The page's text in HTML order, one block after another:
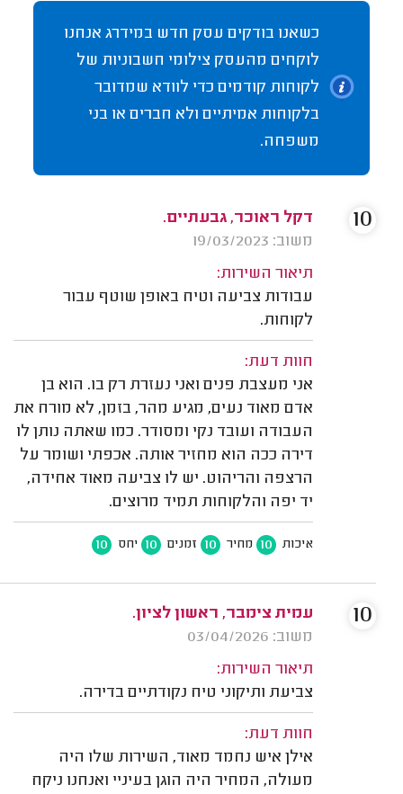
כשאנו בודקים עסק חדש במידרג אנחנו
לוקחים מהעסק צילומי חשבוניות של
לקוחות קודמים כדי לוודא שמדובר
בלקוחות אמיתיים ולא חברים או בני
משפחה.
דקל ראוכר, גבעתיים.
משוב: 19/03/2023
תיאור השירות:
עבודות צביעה וטיח באופן שוטף עבור
לקוחות.
חוות דעת:
אני מעצבת פנים ואני נעזרת רק בו. הוא בן
אדם מאוד נעים, מגיע מהר, בזמן, לא מורח את
העבודה ועובד נקי ומסודר. כמו שאתה נותן לו
דירה ככה הוא מחזיר אותה. אכפתי ושומר על
הרצפה והריהוט. יש לו צביעה מאוד אחידה,
יד יפה והלקוחות תמיד מרוצים.
איכות 10 מחיר 10 זמנים 10 יחס 10
10
עמית צימבר, ראשון לציון.
משוב: 03/04/2026
תיאור השירות:
צביעת ותיקוני טיח נקודתיים בדירה.
חוות דעת:
אילן איש נחמד מאוד, השירות שלו היה
מעולה, המחיר היה הוגן בעיניי ואנחנו ניקח
10